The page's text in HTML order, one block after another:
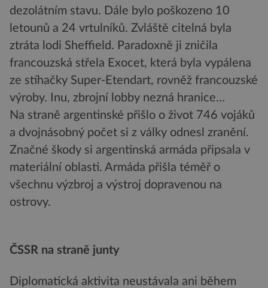
dezolátním stavu. Dále bylo poškozeno 10
letounů a 24 vrtulníků. Zvláště citelná byla
ztráta lodi Sheffield. Paradoxně ji zničila
francouzská střela Exocet, která byla vypálena
ze stíhačky Super-Etendart, rovněž francouzské
výroby. Inu, zbrojní lobby nezná hranice…
Na straně argentinské přišlo o život 746 vojáků
a dvojnásobný počet si z války odnesl zranění.
Značné škody si argentinská armáda připsala v
materiální oblasti. Armáda přišla téměř o
všechnu výzbroj a výstroj dopravenou na
ostrovy.
ČSSR na straně junty
Diplomatická aktivita neustávala ani během